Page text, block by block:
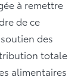
à remettre
de ce
des
totale
alimentaires